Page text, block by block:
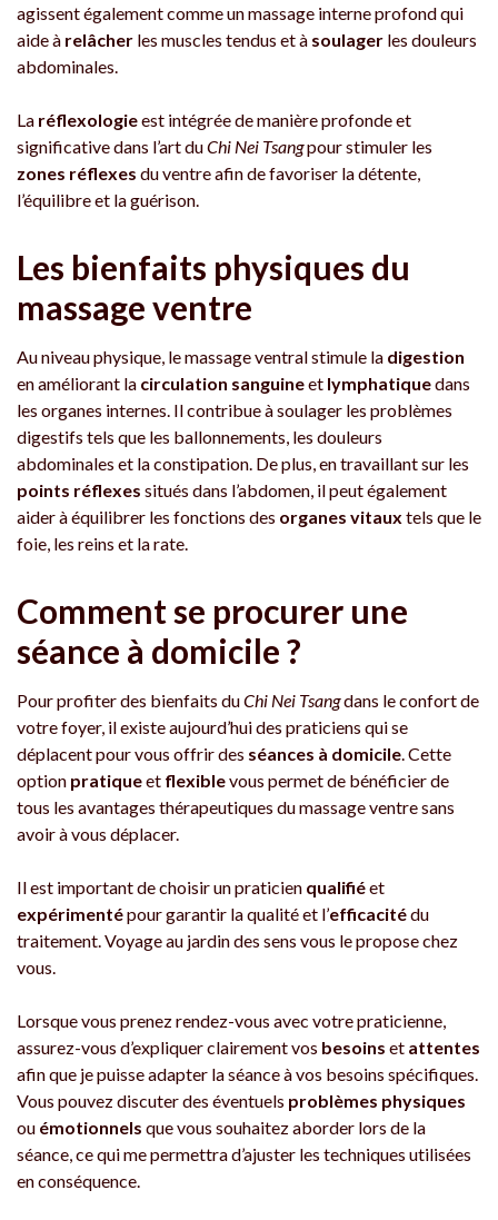
agissent également comme un massage interne profond qui
aide à relâcher les muscles tendus et à soulager les douleurs
abdominales.
La réflexologieest intégrée de manière profonde et
significative dans l’art duChi Nei Tsangpour stimuler les
zones réflexes du ventre afin de favoriser la détente,
l’équilibre et la guérison.
Les bienfaits physiques du
massage ventre
Au niveau physique, le massage ventral stimule la digestion
en améliorant la circulation sanguineet lymphatiquedans
les organes internes. Il contribue à soulager les problèmes
digestifs tels que les ballonnements, les douleurs
abdominales et la constipation. De plus, en travaillant sur les
points réflexes situés dans l’abdomen, il peut également
aider à équilibrer les fonctions des organes vitaux tels que le
foie, les reins et la rate.
Comment se procurer une
séance à domicile ?
Pour profiter des bienfaits duChi Nei Tsangdans le confort de
votre foyer, il existe aujourd’hui des praticiens qui se
déplacent pour vous offrir des séances à domicile. Cette
option pratiqueet flexiblevous permet de bénéficier de
tous les avantages thérapeutiques du massage ventre sans
avoir à vous déplacer.
Il est important de choisir un praticien qualifiéet
expérimentépour garantir la qualité et l’efficacitédu
traitement. Voyage au jardin des sens vous le propose chez
vous.
Lorsque vous prenez rendez-vous avec votre praticienne,
assurez-vous d’expliquer clairement vos besoins et attentes
afin que je puisse adapter la séance à vos besoins spécifiques.
Vous pouvez discuter des éventuels problèmes physiques
ou émotionnels que vous souhaitez aborder lors de la
séance, ce qui me permettra d’ajuster les techniques utilisées
en conséquence.